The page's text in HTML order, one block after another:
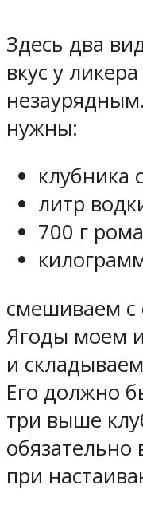
Здесь два
вкус у
нужны:
клубника
литр
700 г
смешиваем с
Ягоды моем
и
Его должно
три выше
обязательно
при